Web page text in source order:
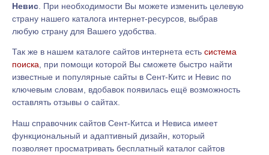
Невис . При необходимости Вы можете изменить целевую
страну нашего каталога интернет-ресурсов, выбрав
любую страну для Вашего удобства.
Так же в нашем каталоге сайтов интернета есть система
поиска, при помощи которой Вы сможете быстро найти
известные и популярные сайты в Сент-Китс и Невис по
ключевым словам, вдобавок появилась ещё возможность
оставлять отзывы о сайтах.
Наш справочник сайтов Сент-Китса и Невиса имеет
функциональный и адаптивный дизайн, который
позволяет просматривать бесплатный каталог сайтов